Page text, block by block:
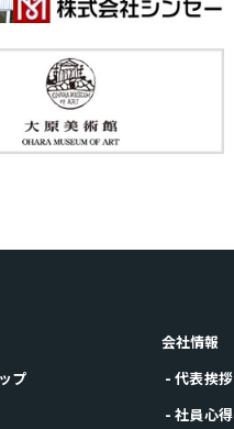
プ
会社情報
- 代表挨拶
- 社員心得